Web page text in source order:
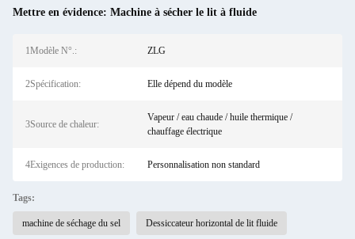
Mettre en évidence: Machine à sécher le lit à fluide
1Modèle N°.: ZLG
2Spécification: Elle dépend du modèle
3Source de chaleur:
Vapeur / eau chaude / huile thermique /
chauffage électrique
4Exigences de production: Personnalisation non standard
Tags:
machine de séchage du sel Dessiccateur horizontal de lit fluide